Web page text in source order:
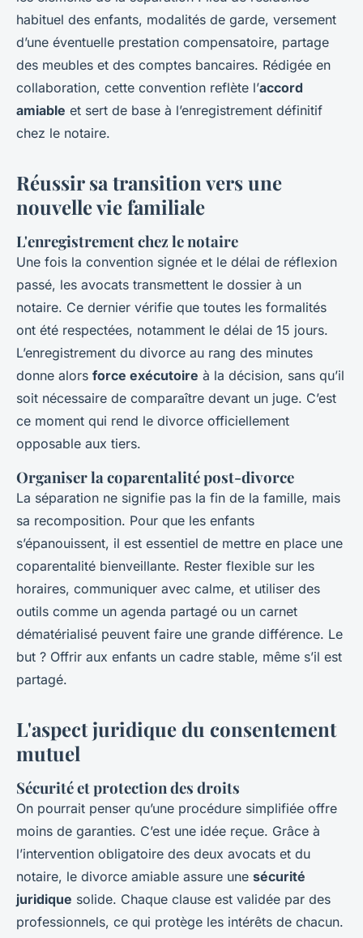
habituel des enfants, modalités de garde, versement
d’une éventuelle prestation compensatoire, partage
des meubles et des comptes bancaires. Rédigée en
collaboration, cette convention reflète l’accord
amiable et sert de base à l’enregistrement définitif
chez le notaire.
Réussir sa transition vers une
nouvelle vie familiale
L'enregistrement chez le notaire
Une fois la convention signée et le délai de réflexion
passé, les avocats transmettent le dossier à un
notaire. Ce dernier vérifie que toutes les formalités
ont été respectées, notamment le délai de 15 jours.
L’enregistrement du divorce au rang des minutes
donne alors force exécutoire à la décision, sans qu’il
soit nécessaire de comparaître devant un juge. C’est
ce moment qui rend le divorce officiellement
opposable aux tiers.
Organiser la coparentalité post-divorce
La séparation ne signifie pas la fin de la famille, mais
sa recomposition. Pour que les enfants
s’épanouissent, il est essentiel de mettre en place une
coparentalité bienveillante. Rester flexible sur les
horaires, communiquer avec calme, et utiliser des
outils comme un agenda partagé ou un carnet
dématérialisé peuvent faire une grande différence. Le
but ? Offrir aux enfants un cadre stable, même s’il est
partagé.
L'aspect juridique du consentement
mutuel
Sécurité et protection des droits
On pourrait penser qu’une procédure simplifiée offre
moins de garanties. C’est une idée reçue. Grâce à
l’intervention obligatoire des deux avocats et du
notaire, le divorce amiable assure une sécurité
juridique solide. Chaque clause est validée par des
professionnels, ce qui protège les intérêts de chacun.